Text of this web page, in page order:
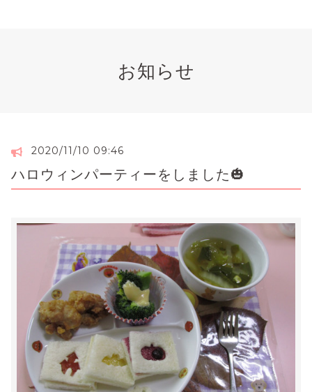
お知らせ
2020/11/10 09:46
ハロウィンパーティーをしました🎃